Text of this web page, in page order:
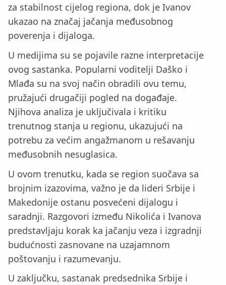
za stabilnost cijelog regiona, dok je Ivanov
ukazao na značaj jačanja međusobnog
poverenja i dijaloga.
U medijima su se pojavile razne interpretacije
ovog sastanka. Popularni voditelji Daško i
Mlađa su na svoj način obradili ovu temu,
pružajući drugačiji pogled na događaje.
Njihova analiza je uključivala i kritiku
trenutnog stanja u regionu, ukazujući na
potrebu za većim angažmanom u rešavanju
međusobnih nesuglasica.
U ovom trenutku, kada se region suočava sa
brojnim izazovima, važno je da lideri Srbije i
Makedonije ostanu posvećeni dijalogu i
saradnji. Razgovori između Nikolića i Ivanova
predstavljaju korak ka jačanju veza i izgradnji
budućnosti zasnovane na uzajamnom
poštovanju i razumevanju.
U zaključku, sastanak predsednika Srbije i